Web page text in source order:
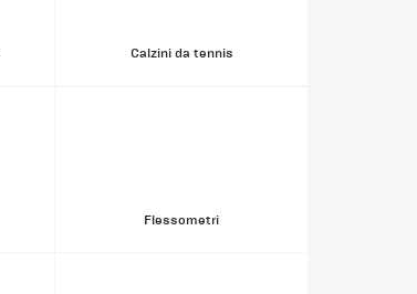
Calzini da tennis
Flessometri